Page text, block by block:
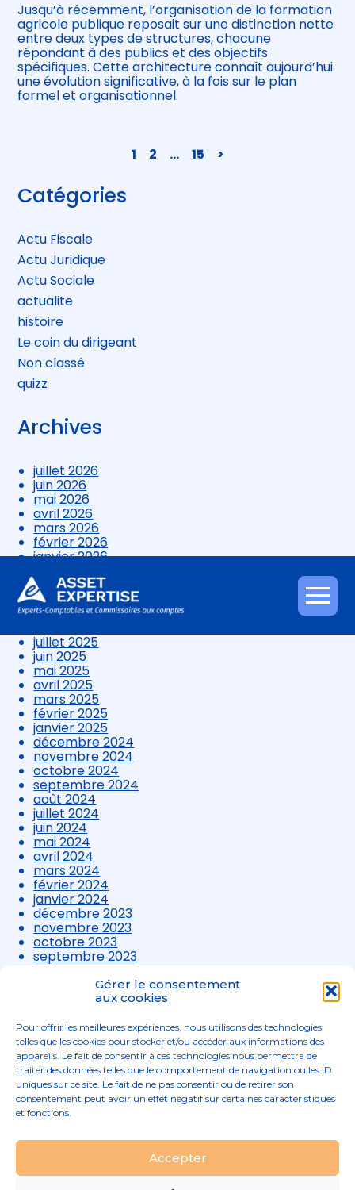
Gérer le consentement
aux cookies
Pour offrir les meilleures expériences, nous utilisons des technologies
telles que les cookies pour stocker et/ou accéder aux informations des
appareils. Le fait de consentir à ces technologies nous permettra de
traiter des données telles que le comportement de navigation ou les ID
uniques sur ce site. Le fait de ne pas consentir ou de retirer son
consentement peut avoir un effet négatif sur certaines caractéristiques
et fonctions.
Accepter
Aller
au
Jusqu’à récemment, l’organisation de la formation
agricole publique reposait sur une distinction nette
entre deux types de structures, chacune
répondant à des publics et des objectifs
spécifiques. Cette architecture connaît aujourd’hui
une évolution significative, à la fois sur le plan
formel et organisationnel.
1 2 … 15 >
Blog
sidebar
Catégories
Actu Fiscale
Actu Juridique
Actu Sociale
actualite
histoire
Le coin du dirigeant
Non classé
quizz
Archives
juillet 2026
juin 2026
mai 2026
avril 2026
mars 2026
février 2026
janvier 2026
novembre 2025
octobre 2025
septembre 2025
juillet 2025
juin 2025
mai 2025
avril 2025
mars 2025
février 2025
janvier 2025
décembre 2024
novembre 2024
octobre 2024
septembre 2024
août 2024
juillet 2024
juin 2024
mai 2024
avril 2024
mars 2024
février 2024
janvier 2024
décembre 2023
novembre 2023
octobre 2023
septembre 2023
août 2023
juillet 2023
avril 2023
mars 2023
Principale
02 96 52 68 68